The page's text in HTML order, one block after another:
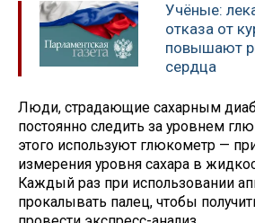
Учёные:
отказа от
повышают
сердца
Люди, страдающие сахарным
постоянно следить за уровнем
этого используют глюкометр —
измерения уровня сахара в
Каждый раз при использовании
прокалывать палец, чтобы